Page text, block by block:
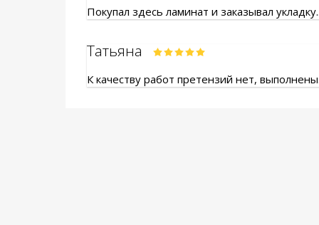
Покупал здесь ламинат и заказывал
Татьяна
К качеству работ претензий нет,